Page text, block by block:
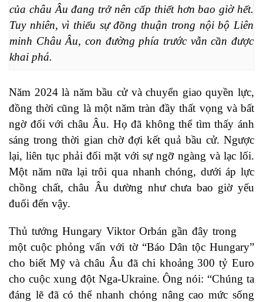
của châu Âu đang trở nên cấp thiết hơn bao giờ hết.
Tuy nhiên, vì thiếu sự đồng thuận trong nội bộ Liên
minh Châu Âu, con đường phía trước vẫn cần được
khai phá.
Năm 2024 là năm bầu cử và chuyển giao quyền lực,
đồng thời cũng là một năm tràn đầy thất vọng và bất
ngờ đối với châu Âu. Họ đã không thể tìm thấy ánh
sáng trong thời gian chờ đợi kết quả bầu cử. Ngược
lại, liên tục phải đối mặt với sự ngỡ ngàng và lạc lối.
Một năm nữa lại trôi qua nhanh chóng, dưới áp lực
chồng chất, châu Âu dường như chưa bao giờ yếu
đuối đến vậy.
Thủ tướng Hungary Viktor Orbán gần đây trong
một cuộc phỏng vấn với tờ “Báo Dân tộc Hungary”
cho biết Mỹ và châu Âu đã chi khoảng 300 tỷ Euro
cho cuộc xung đột Nga-Ukraine. Ông nói: “Chúng ta
đáng lẽ đã có thể nhanh chóng nâng cao mức sống